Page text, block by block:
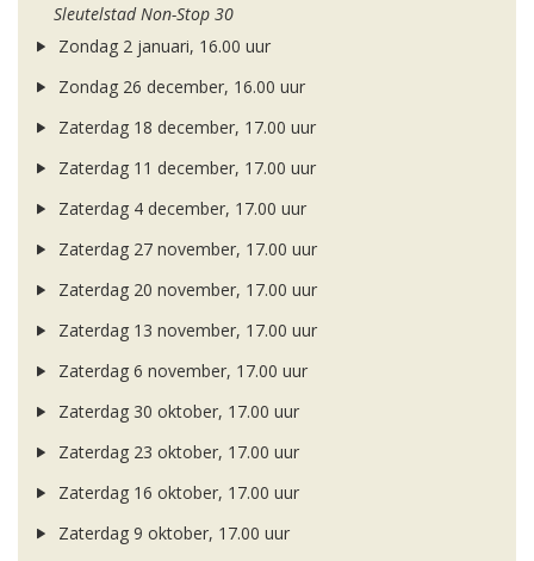
Sleutelstad Non-Stop 30
Zondag 2 januari, 16.00 uur
Zondag 26 december, 16.00 uur
Zaterdag 18 december, 17.00 uur
Zaterdag 11 december, 17.00 uur
Zaterdag 4 december, 17.00 uur
Zaterdag 27 november, 17.00 uur
Zaterdag 20 november, 17.00 uur
Zaterdag 13 november, 17.00 uur
Zaterdag 6 november, 17.00 uur
Zaterdag 30 oktober, 17.00 uur
Zaterdag 23 oktober, 17.00 uur
Zaterdag 16 oktober, 17.00 uur
Zaterdag 9 oktober, 17.00 uur